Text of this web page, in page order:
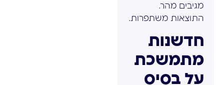
מגיבים מהר.
התוצאות משתפרות.
חדשנות
מתמשכת
על בסיס